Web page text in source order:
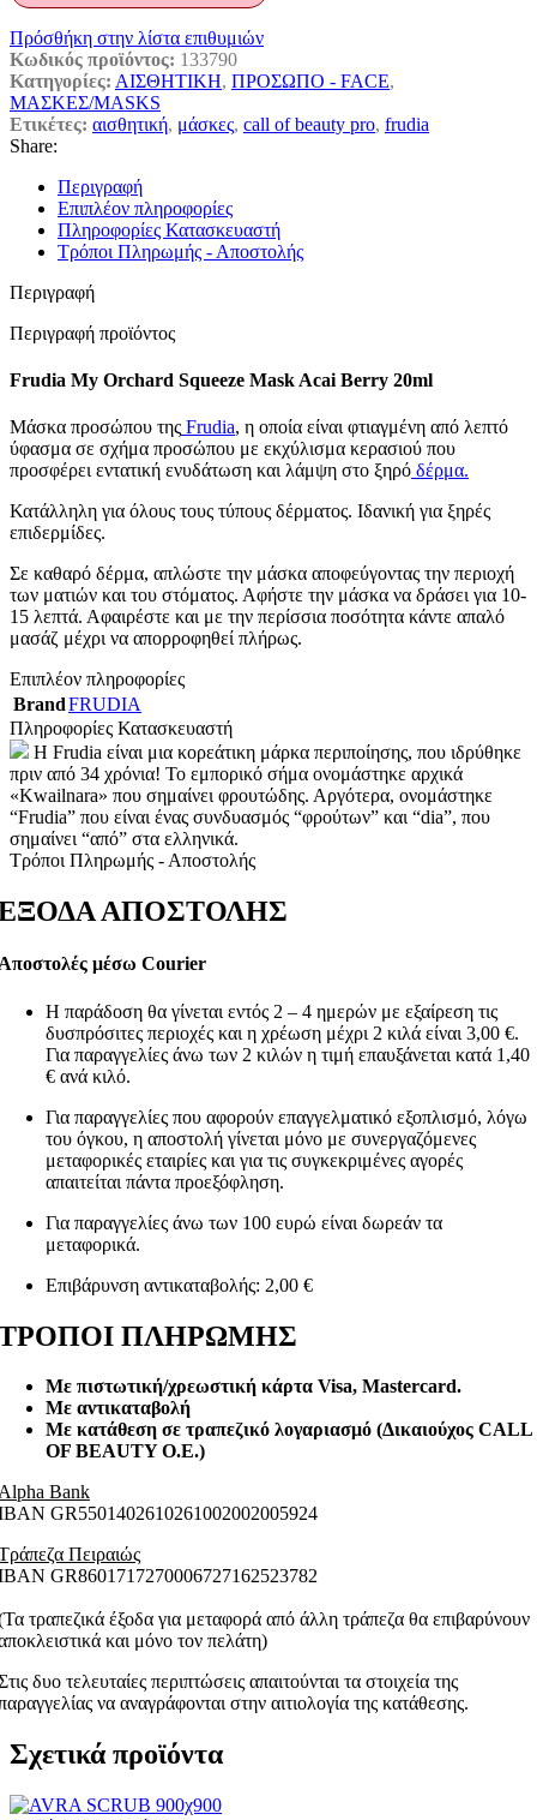
Πρόσθήκη στην λίστα επιθυμιών
Κωδικός προϊόντος: 133790
Κατηγορίες: ΑΙΣΘΗΤΙΚΗ, ΠΡΟΣΩΠΟ - FACE,
ΜΑΣΚΕΣ/MASKS
Ετικέτες: αισθητική, μάσκες, call of beauty pro, frudia
Share:
Περιγραφή
Επιπλέον πληροφορίες
Πληροφορίες Κατασκευαστή
Τρόποι Πληρωμής - Αποστολής
Περιγραφή
Περιγραφή προϊόντος
Frudia My Orchard Squeeze Mask Acai Berry 20ml
Μάσκα προσώπου της Frudia, η οποία είναι φτιαγμένη από λεπτό
ύφασμα σε σχήμα προσώπου με εκχύλισμα κερασιού που
προσφέρει εντατική ενυδάτωση και λάμψη στο ξηρό δέρμα.
Κατάλληλη για όλους τους τύπους δέρματος. Ιδανική για ξηρές
επιδερμίδες.
Σε καθαρό δέρμα, απλώστε την μάσκα αποφεύγοντας την περιοχή
των ματιών και του στόματος. Αφήστε την μάσκα να δράσει για 10-
15 λεπτά. Αφαιρέστε και με την περίσσια ποσότητα κάντε απαλό
μασάζ μέχρι να απορροφηθεί πλήρως.
Επιπλέον πληροφορίες
BrandFRUDIA
Πληροφορίες Κατασκευαστή
Η Frudia είναι μια κορεάτικη μάρκα περιποίησης, που ιδρύθηκε
πριν από 34 χρόνια! Το εμπορικό σήμα ονομάστηκε αρχικά
«Kwailnara» που σημαίνει φρουτώδης. Αργότερα, ονομάστηκε
“Frudia” που είναι ένας συνδυασμός “φρούτων” και “dia”, που
σημαίνει “από” στα ελληνικά.
Τρόποι Πληρωμής - Αποστολής
ΑΠΟΣΤΟΛΗΣ
μέσω Courier
Η παράδοση θα γίνεται εντός 2 – 4 ημερών με εξαίρεση τις
δυσπρόσιτες περιοχές και η χρέωση μέχρι 2 κιλά είναι 3,00 €.
Για παραγγελίες άνω των 2 κιλών η τιμή επαυξάνεται κατά 1,40
€ ανά κιλό.
Για παραγγελίες που αφορούν επαγγελματικό εξοπλισμό, λόγω
του όγκου, η αποστολή γίνεται μόνο με συνεργαζόμενες
μεταφορικές εταιρίες και για τις συγκεκριμένες αγορές
απαιτείται πάντα προεξόφληση.
Για παραγγελίες άνω των 100 ευρώ είναι δωρεάν τα
μεταφορικά.
Επιβάρυνση αντικαταβολής: 2,00 €
ΠΛΗΡΩΜΗΣ
Με πιστωτική/χρεωστική κάρτα Visa, Mastercard.
Με αντικαταβολή
Με κατάθεση σε τραπεζικό λογαριασμό (Δικαιούχος CALL
OF BEAUTY O.E.)
Bank
GR5501402610261002002005924
Πειραιώς
GR8601717270006727162523782
τραπεζικά έξοδα για μεταφορά από άλλη τράπεζα θα επιβαρύνουν
και μόνο τον πελάτη)
δυο τελευταίες περιπτώσεις απαιτούνται τα στοιχεία της
να αναγράφονται στην αιτιολογία της κατάθεσης.
Σχετικά προϊόντα